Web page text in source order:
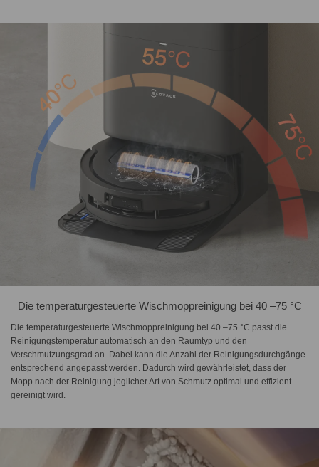
Die temperaturgesteuerte Wischmoppreinigung bei 40 –75 °C
Die temperaturgesteuerte Wischmoppreinigung bei 40 –75 °C passt die
Reinigungstemperatur automatisch an den Raumtyp und den
Verschmutzungsgrad an. Dabei kann die Anzahl der Reinigungsdurchgänge
entsprechend angepasst werden. Dadurch wird gewährleistet, dass der
Mopp nach der Reinigung jeglicher Art von Schmutz optimal und effizient
gereinigt wird.